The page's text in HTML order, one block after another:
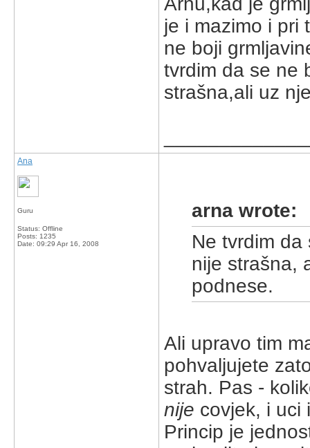
je i mazimo i pri
ne boji
tvrdim da se ne
strašna,ali uz
Ana
Guru
Status: Offline
Posts: 1235
Date: 09:29 Apr 16, 2008
arna wrote:
Ne tvrdim
nije strašna,
podnese.
Ali upravo tim
pohvaljujete
strah. Pas -
nije covjek, i
Princip je